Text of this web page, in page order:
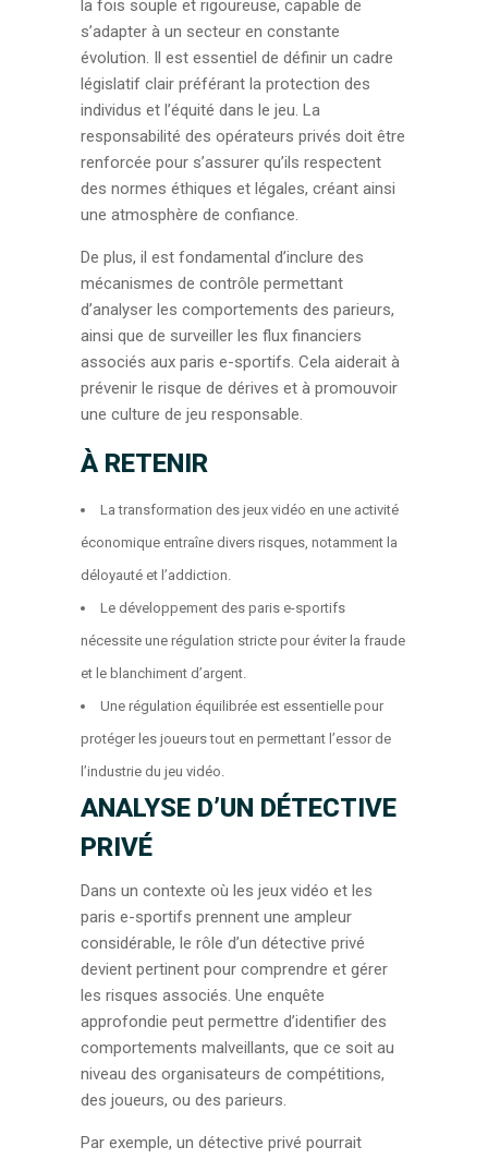
la fois souple et rigoureuse, capable de
s’adapter à un secteur en constante
évolution. Il est essentiel de définir un cadre
législatif clair préférant la protection des
individus et l’équité dans le jeu. La
responsabilité des opérateurs privés doit être
renforcée pour s’assurer qu’ils respectent
des normes éthiques et légales, créant ainsi
une atmosphère de confiance.
De plus, il est fondamental d’inclure des
mécanismes de contrôle permettant
d’analyser les comportements des parieurs,
ainsi que de surveiller les flux financiers
associés aux paris e-sportifs. Cela aiderait à
prévenir le risque de dérives et à promouvoir
une culture de jeu responsable.
À RETENIR
La transformation des jeux vidéo en une activité
économique entraîne divers risques, notamment la
déloyauté et l’addiction.
Le développement des paris e-sportifs
nécessite une régulation stricte pour éviter la fraude
et le blanchiment d’argent.
Une régulation équilibrée est essentielle pour
protéger les joueurs tout en permettant l’essor de
l’industrie du jeu vidéo.
ANALYSE D’UN DÉTECTIVE
PRIVÉ
Dans un contexte où les jeux vidéo et les
paris e-sportifs prennent une ampleur
considérable, le rôle d’un détective privé
devient pertinent pour comprendre et gérer
les risques associés. Une enquête
approfondie peut permettre d’identifier des
comportements malveillants, que ce soit au
niveau des organisateurs de compétitions,
des joueurs, ou des parieurs.
Par exemple, un détective privé pourrait